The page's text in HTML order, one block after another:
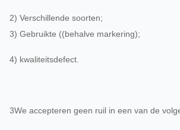
2) Verschillende soorten;
3) Gebruikte ((behalve markering);
4) kwaliteitsdefect.
3We accepteren geen ruil in een van de